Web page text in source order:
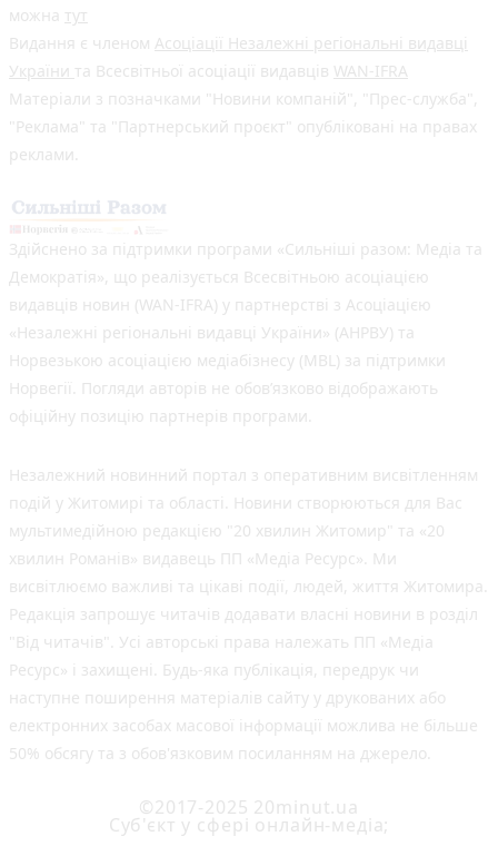
можна тут
Видання є членом Асоціації Незалежні регіональні видавці
України та Всесвітньої асоціації видавців WAN-IFRA
Матеріали з позначками "Новини компаній", "Прес-служба",
"Реклама" та "Партнерський проєкт" опубліковані на правах
реклами.
Здійснено за підтримки програми «Сильніші разом: Медіа та
Демократія», що реалізується Всесвітньою асоціацією
видавців новин (WAN-IFRA) у партнерстві з Асоціацією
«Незалежні регіональні видавці України» (АНРВУ) та
Норвезькою асоціацією медіабізнесу (MBL) за підтримки
Норвегії. Погляди авторів не обов’язково відображають
офіційну позицію партнерів програми.
Незалежний новинний портал з оперативним висвітленням
подій у Житомирі та області. Новини створюються для Вас
мультимедійною редакцією "20 хвилин Житомир" та «20
хвилин Романів» видавець ПП «Медіа Ресурс». Ми
висвітлюємо важливі та цікаві події, людей, життя Житомира.
Редакція запрошує читачів додавати власні новини в розділ
"Від читачів". Усі авторські права належать ПП «Медіа
Ресурс» і захищені. Будь-яка публiкацiя, передрук чи
наступне поширення матеріалів сайту у друкованих або
електронних засобах масової інформації можлива не більше
50% обсягу та з обов'язковим посиланням на джерело.
©2017-2025 20minut.ua
Cуб'єкт у сфері онлайн-медіа;